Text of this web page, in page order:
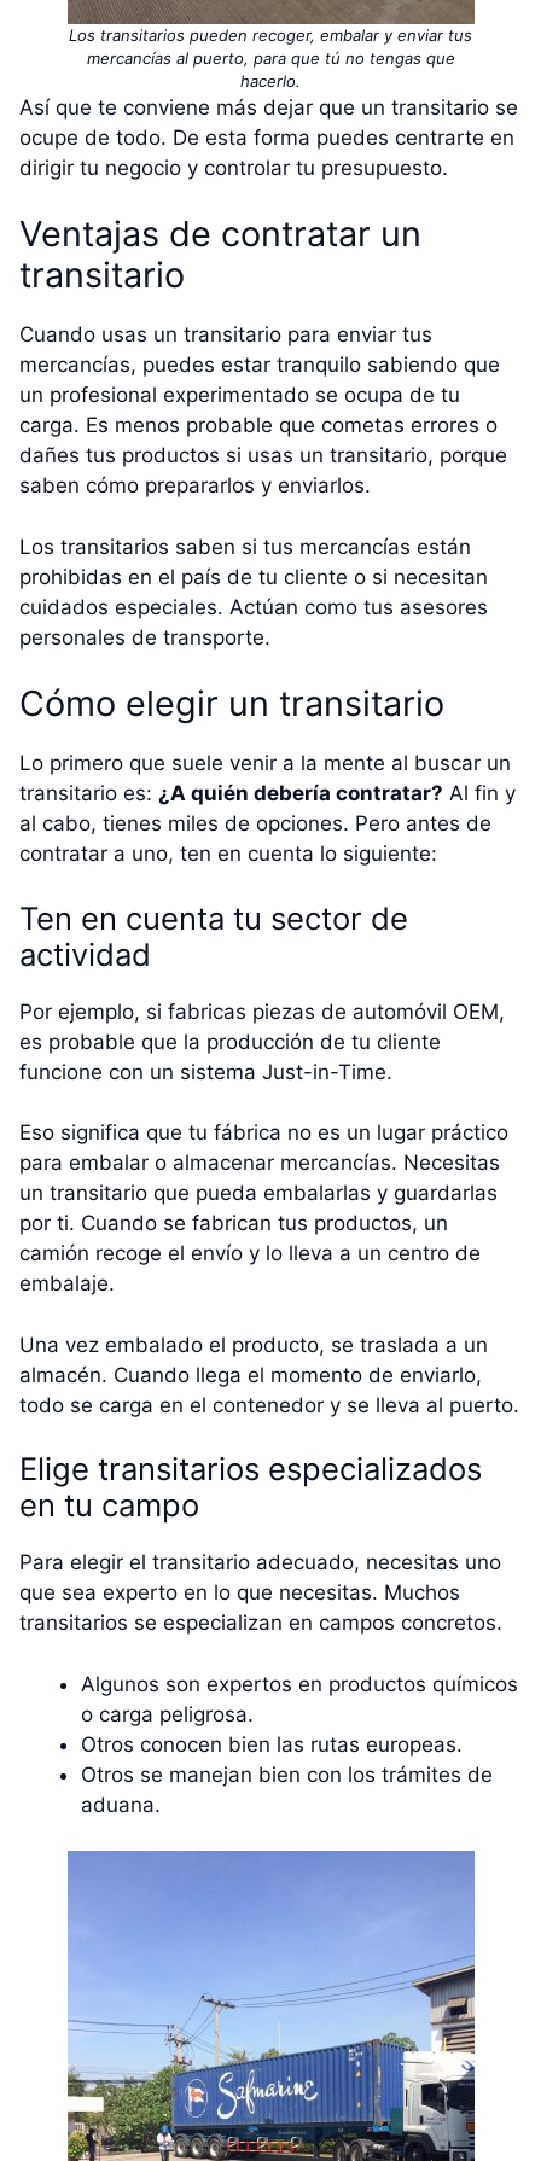
Los transitarios pueden recoger, embalar y enviar tus
mercancías al puerto, para que tú no tengas que
hacerlo.
Así que te conviene más dejar que un transitario se
ocupe de todo. De esta forma puedes centrarte en
dirigir tu negocio y controlar tu presupuesto.
Ventajas de contratar un
transitario
Cuando usas un transitario para enviar tus
mercancías, puedes estar tranquilo sabiendo que
un profesional experimentado se ocupa de tu
carga. Es menos probable que cometas errores o
dañes tus productos si usas un transitario, porque
saben cómo prepararlos y enviarlos.
Los transitarios saben si tus mercancías están
prohibidas en el país de tu cliente o si necesitan
cuidados especiales. Actúan como tus asesores
personales de transporte.
Cómo elegir un transitario
Lo primero que suele venir a la mente al buscar un
transitario es: ¿A quién debería contratar? Al fin y
al cabo, tienes miles de opciones. Pero antes de
contratar a uno, ten en cuenta lo siguiente:
Ten en cuenta tu sector de
actividad
Por ejemplo, si fabricas piezas de automóvil OEM,
es probable que la producción de tu cliente
funcione con un sistema Just-in-Time.
Eso significa que tu fábrica no es un lugar práctico
para embalar o almacenar mercancías. Necesitas
un transitario que pueda embalarlas y guardarlas
por ti. Cuando se fabrican tus productos, un
camión recoge el envío y lo lleva a un centro de
embalaje.
Una vez embalado el producto, se traslada a un
almacén. Cuando llega el momento de enviarlo,
todo se carga en el contenedor y se lleva al puerto.
Elige transitarios especializados
en tu campo
Para elegir el transitario adecuado, necesitas uno
que sea experto en lo que necesitas. Muchos
transitarios se especializan en campos concretos.
Algunos son expertos en productos químicos
o carga peligrosa.
Otros conocen bien las rutas europeas.
Otros se manejan bien con los trámites de
aduana.